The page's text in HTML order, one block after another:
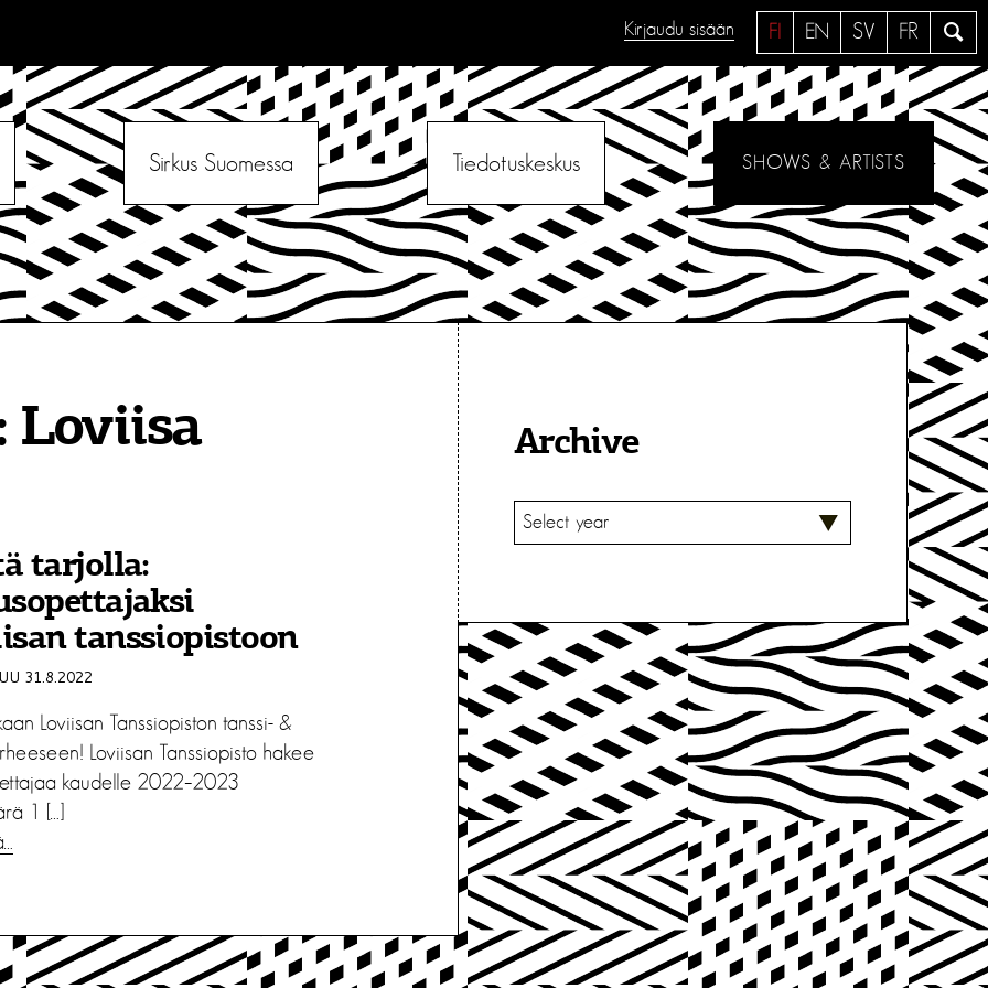
a
e
FI EN SV FR
Kirjaudu sisään
Sirkus Suomessa Tiedotuskeskus SHOWS & ARTISTS
Loviisa
tarjolla:
tanssiopistoon
31.8.2022
Loviisan Tanssiopiston tanssi- &
Loviisan Tanssiopisto hakee
kaudelle 2022–2023
1 […]
Archive
V
A
T
S
E